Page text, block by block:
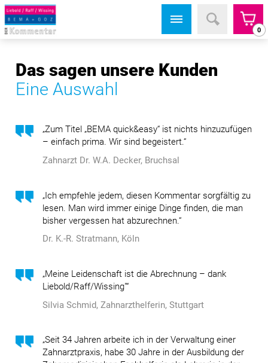
0
Das sagen unsere Kunden
Eine Auswahl
„Zum Titel „BEMA quick&easy“ ist nichts hinzuzufügen
– einfach prima. Wir sind begeistert.“
Zahnarzt Dr. W.A. Decker, Bruchsal
„Ich empfehle jedem, diesen Kommentar sorgfältig zu
lesen. Man wird immer einige Dinge finden, die man
bisher vergessen hat abzurechnen.“
Dr. K.-R. Stratmann, Köln
„Meine Leidenschaft ist die Abrechnung – dank
Liebold/Raff/Wissing"“
Silvia Schmid, Zahnarzthelferin, Stuttgart
„Seit 34 Jahren arbeite ich in der Verwaltung einer
Zahnarztpraxis, habe 30 Jahre in der Ausbildung der